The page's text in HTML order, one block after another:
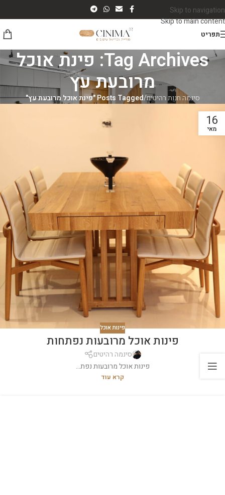
Skip to navigation
Skip to main content
תפריט
Tag Archives: פינת אוכל
מרובעת עץ
סינמה חנות רהיטים/Posts Tagged "פינת אוכל מרובעת עץ"
16
מאי
פינות אוכל
פינות אוכל מרובעות נפתחות
סינמה רהיטים
פינות אוכל מרובעות נפת...
קרא עוד